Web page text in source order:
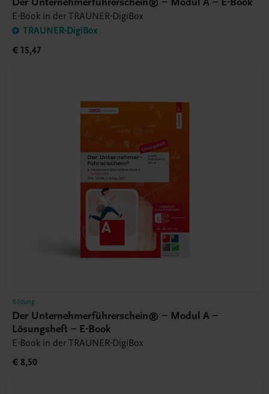
E-Book in der TRAUNER-DigiBox
TRAUNER-DigiBox
€ 15,47
Bildung
Der Unternehmerführerschein® – Modul A –
Lösungsheft – E-Book
E-Book in der TRAUNER-DigiBox
€ 8,50